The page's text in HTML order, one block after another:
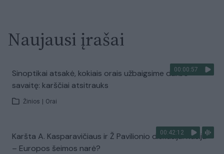
Naujausi įrašai
00:00:57
Sinoptikai atsakė, kokiais orais užbaigsime darbo
savaitę: karščiai atsitrauks
Žinios Orai
00:42:12
Karšta A. Kasparavičiaus ir Ž Pavilionio diskusija: Rusija
– Europos šeimos narė?